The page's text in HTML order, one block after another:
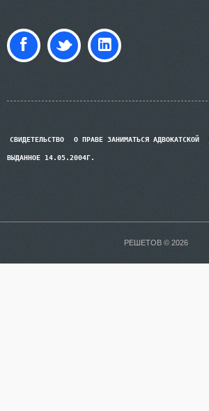
СВИДЕТЕЛЬСТВО О ПРАВЕ ЗАНИМАТЬСЯ АДВОКАТСКОЙ
ВЫДАННОЕ 14.05.2004Г.
РЕШЕТОВ © 2026